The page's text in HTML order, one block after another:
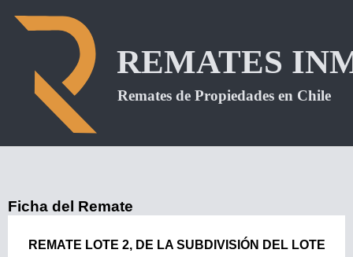
Ficha del Remate
REMATE LOTE 2, DE LA SUBDIVISIÓN DEL LOTE